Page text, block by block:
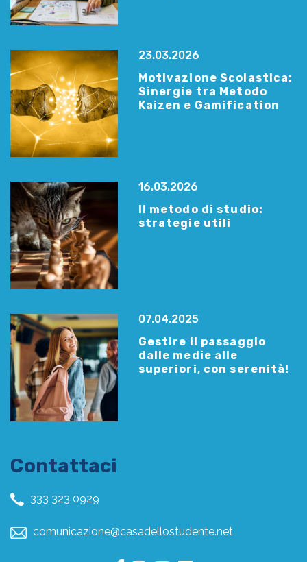
23.03.2026
Motivazione Scolastica:
Sinergie tra Metodo
Kaizen e Gamification
16.03.2026
Il metodo di studio:
strategie utili
07.04.2025
Gestire il passaggio
dalle medie alle
superiori, con serenità!
Contattaci
333 323 0929
comunicazione@casadellostudente.net